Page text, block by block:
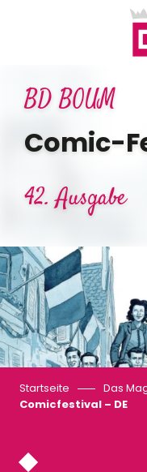
BD BOUM
Comic-
42. Ausgabe
Startseite Das
Comicfestival – DE